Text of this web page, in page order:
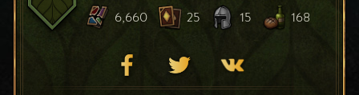
6,660 25 15 168